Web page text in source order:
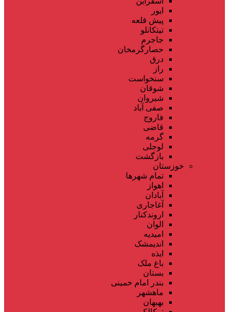
ایور
پیش قلعه
تیتکانلو
جاجرم
حصارگرمخان
درق
راز
سنخواست
شوقان
شیروان
صفی آباد
فاروج
قاضی
گرمه
لوجلی
بازگشت
خوزستان
تمام شهر‌ها
اهواز
آبادان
آغاجاری
اروندکنار
الوان
امیدیه
اندیمشک
ایذه
باغ ملک
بستان
بندر امام خمینی
ماهشهر
بهبهان